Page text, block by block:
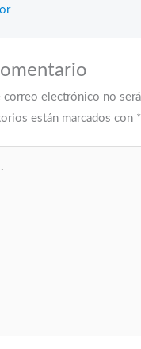
correo electrónico no
están marcados con *